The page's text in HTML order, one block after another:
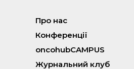
Про нас
Конференції
oncohubCAMPUS
Журнальний клуб